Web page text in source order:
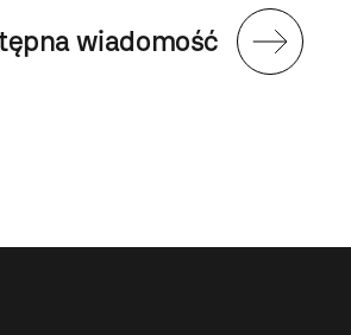
wiadomość